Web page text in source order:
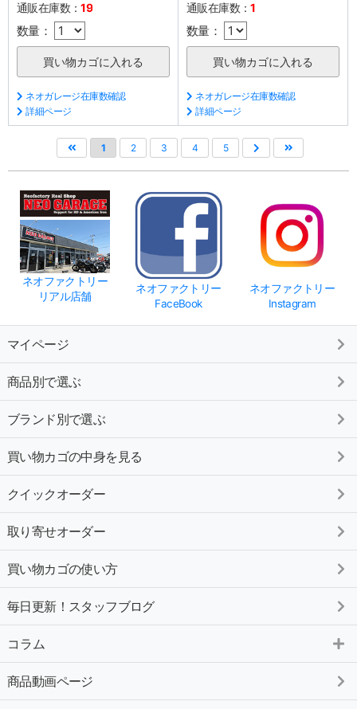
通販在庫数：19
数量：
ネオガレージ在庫数確認
詳細ページ
通販在庫数：1
数量：
ネオガレージ在庫数確認
詳細ページ
1 2 3 4 5
ネオファクトリー
リアル店舗
ネオファクトリー
FaceBook
ネオファクトリー
Instagram
マイページ
商品別で選ぶ
ブランド別で選ぶ
買い物カゴの中身を見る
クイックオーダー
取り寄せオーダー
買い物カゴの使い方
毎日更新！スタッフブログ
コラム
商品動画ページ